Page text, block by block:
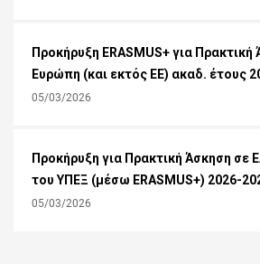
Προκήρυξη ERASMUS+ για Πρακτική
Ευρώπη (και εκτός ΕΕ) ακαδ. έτους
05/03/2026
Προκήρυξη για Πρακτική Άσκηση σε
του ΥΠΕΞ (μέσω ERASMUS+) 2026-
05/03/2026